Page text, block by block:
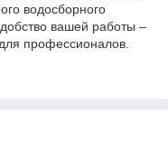
водосборного
вашей работы –
профессионалов.